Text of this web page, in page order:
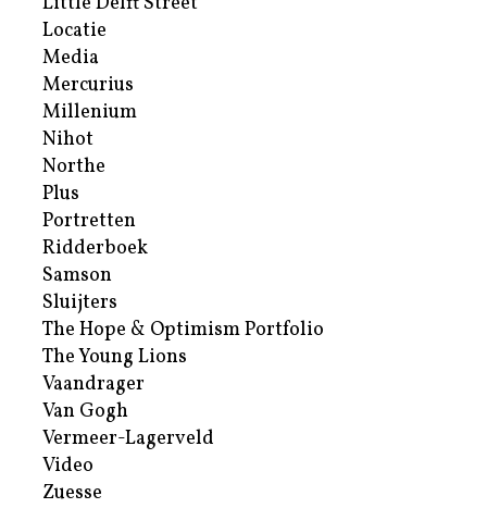
Locatie
Media
Mercurius
Millenium
Nihot
Northe
Plus
Portretten
Ridderboek
Samson
Sluijters
The Hope & Optimism Portfolio
The Young Lions
Vaandrager
Van Gogh
Vermeer-Lagerveld
Video
Zuesse